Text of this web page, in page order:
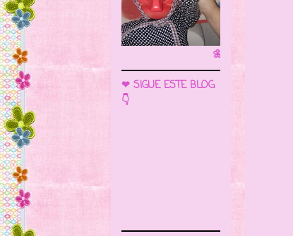
🌼 LA CUEVA DE LAS MUÑECAS
❤ SIGUE ESTE BLOG
👇